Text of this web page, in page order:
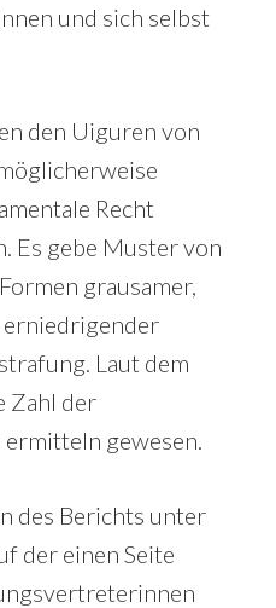
und sich selbst
den Uiguren von
Recht
Es gebe Muster von
grausamer,
Laut dem
Zahl der
gewesen.
des Berichts unter
der einen Seite